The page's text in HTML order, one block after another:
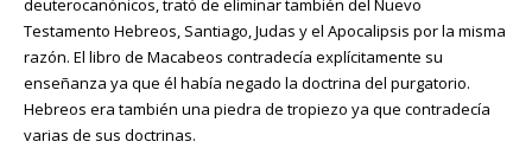
deuterocanónicos, trató de eliminar también del Nuevo
Testamento Hebreos, Santiago, Judas y el Apocalipsis por la misma
razón. El libro de Macabeos contradecía explícitamente su
enseñanza ya que él había negado la doctrina del purgatorio.
Hebreos era también una piedra de tropiezo ya que contradecía
varias de sus doctrinas.